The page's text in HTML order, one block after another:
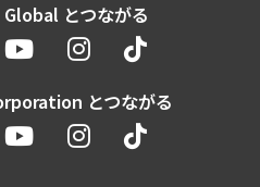
とつながる
とつながる